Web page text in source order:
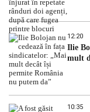
12:20
Ilie
mult
10:35